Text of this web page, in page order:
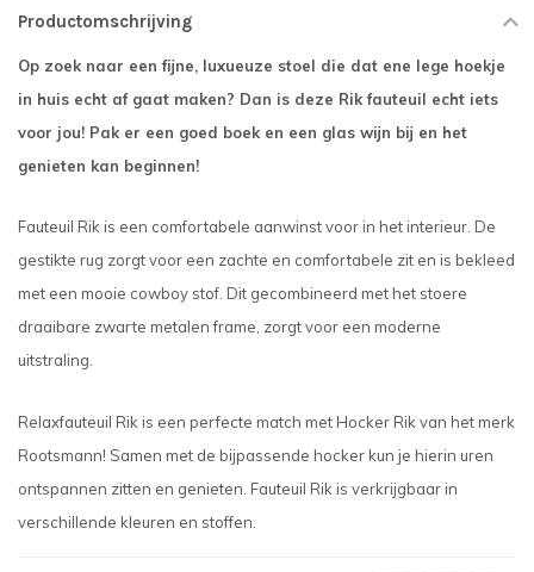
Productomschrijving
Op zoek naar een fijne, luxueuze stoel die dat ene lege hoekje
in huis echt af gaat maken? Dan is deze Rik fauteuil echt iets
voor jou! Pak er een goed boek en een glas wijn bij en het
genieten kan beginnen!
Fauteuil Rik is een comfortabele aanwinst voor in het interieur. De
gestikte rug zorgt voor een zachte en comfortabele zit en is bekleed
met een mooie cowboy stof. Dit gecombineerd met het stoere
draaibare zwarte metalen frame, zorgt voor een moderne
uitstraling.
Relaxfauteuil Rik is een perfecte match met Hocker Rik van het merk
Rootsmann! Samen met de bijpassende hocker kun je hierin uren
ontspannen zitten en genieten. Fauteuil Rik is verkrijgbaar in
verschillende kleuren en stoffen.